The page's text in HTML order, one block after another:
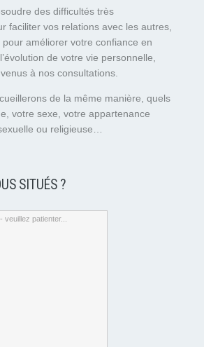
des difficultés très
faciliter vos relations avec les autres,
améliorer votre confiance en
de votre vie personnelle,
à nos consultations.
de la même manière, quels
votre sexe, votre appartenance
ou religieuse…
SITUÉS ?
veuillez patienter...